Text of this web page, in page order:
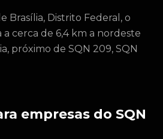
Brasília, Distrito Federal, o
a cerca de 6,4 km a nordeste
próximo de SQN 209, SQN
empresas do SQN